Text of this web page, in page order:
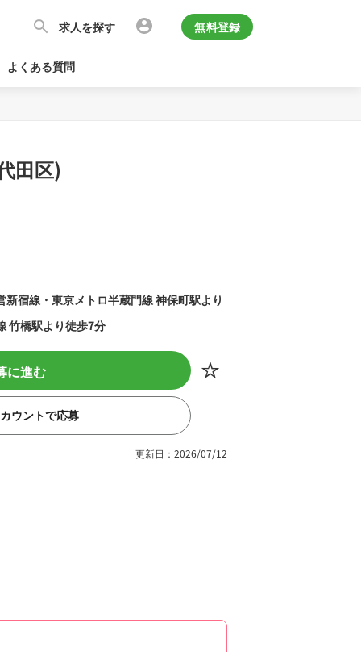
求人を探す 無料登録
よくある質問
田区)
新宿線・東京メトロ半蔵門線 神保町駅より
竹橋駅より徒歩7分
に進む
ウントで応募
更新日：2026/07/12